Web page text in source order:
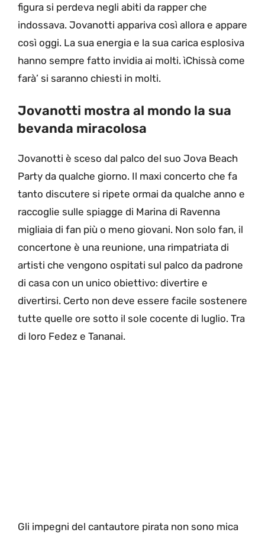
figura si perdeva negli abiti da rapper che
indossava. Jovanotti appariva così allora e appare
così oggi. La sua energia e la sua carica esplosiva
hanno sempre fatto invidia ai molti. ìChissà come
farà’ si saranno chiesti in molti.
Jovanotti mostra al mondo la sua
bevanda miracolosa
Jovanotti è sceso dal palco del suo Jova Beach
Party da qualche giorno. Il maxi concerto che fa
tanto discutere si ripete ormai da qualche anno e
raccoglie sulle spiagge di Marina di Ravenna
migliaia di fan più o meno giovani. Non solo fan, il
concertone è una reunione, una rimpatriata di
artisti che vengono ospitati sul palco da padrone
di casa con un unico obiettivo: divertire e
divertirsi. Certo non deve essere facile sostenere
tutte quelle ore sotto il sole cocente di luglio. Tra
di loro Fedez e Tananai.
Gli impegni del cantautore pirata non sono mica